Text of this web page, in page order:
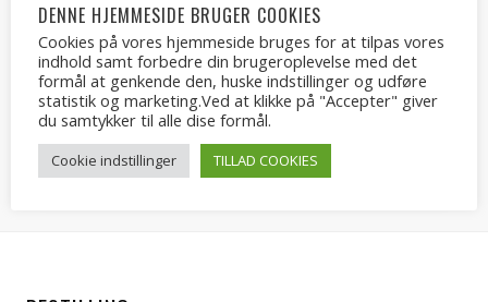
TUNMOUSSE BAGEL
75.00kr.
DENNE HJEMMESIDE BRUGER COOKIES
Cookies på vores hjemmeside bruges for at tilpas vores
indhold samt forbedre din brugeroplevelse med det
formål at genkende den, huske indstillinger og udføre
statistik og marketing.Ved at klikke på "Accepter" giver
du samtykker til alle dise formål.
Cookie indstillinger TILLAD COOKIES